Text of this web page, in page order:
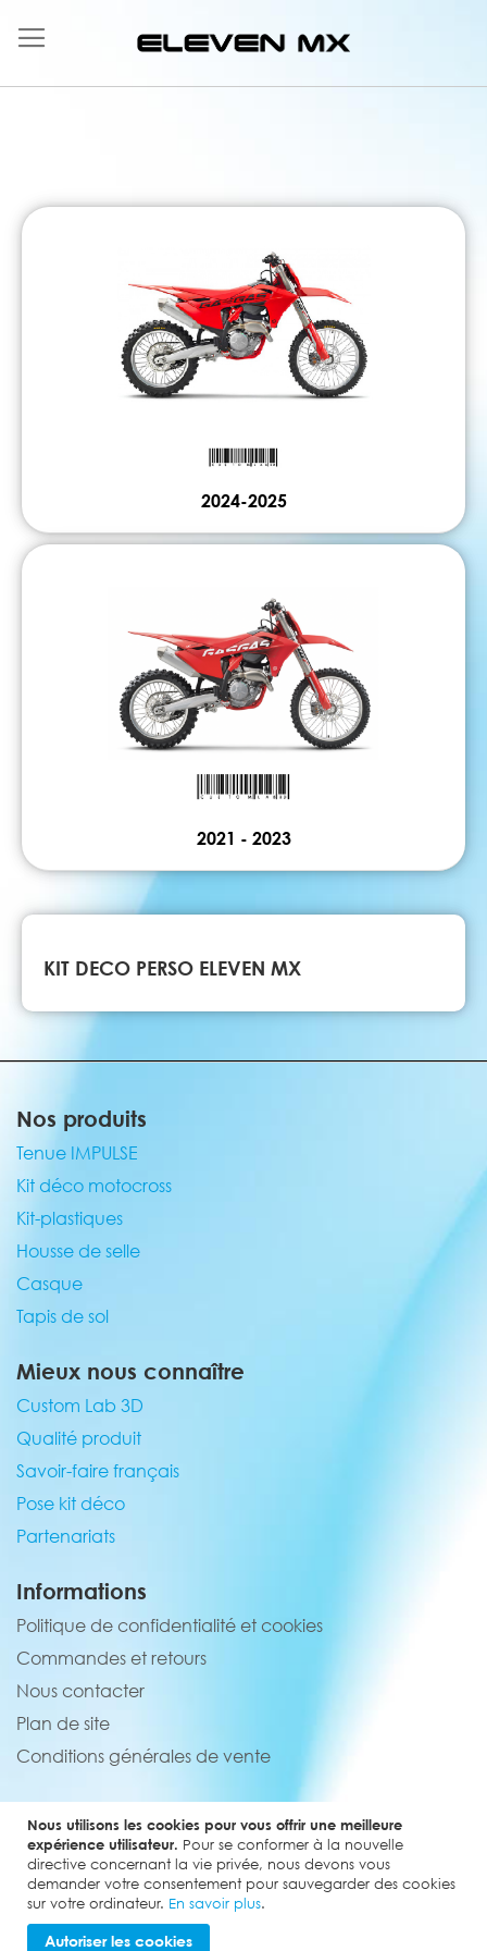
Nous utilisons les cookies pour vous offrir une meilleure
expérience utilisateur. Pour se conformer à la nouvelle
directive concernant la vie privée, nous devons vous
demander votre consentement pour sauvegarder des cookies
sur votre ordinateur. En savoir plus.
Autoriser les cookies
au
contenu
2024-2025
2021 - 2023
KIT DECO PERSO ELEVEN MX
Nos produits
Tenue IMPULSE
Kit déco motocross
Kit-plastiques
Housse de selle
Casque
Tapis de sol
Mieux nous connaître
Custom Lab 3D
Qualité produit
Savoir-faire français
Pose kit déco
Partenariats
Informations
Politique de confidentialité et cookies
Commandes et retours
Nous contacter
Plan de site
Conditions générales de vente
Service client
02 44 84 90 44
contact@elevenmx.com
5 rue de la garenne 28160 Yèvres